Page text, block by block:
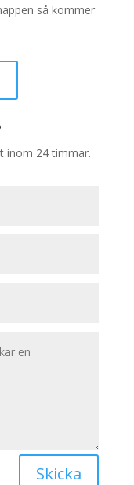
så kommer
inom 24 timmar.
Skicka